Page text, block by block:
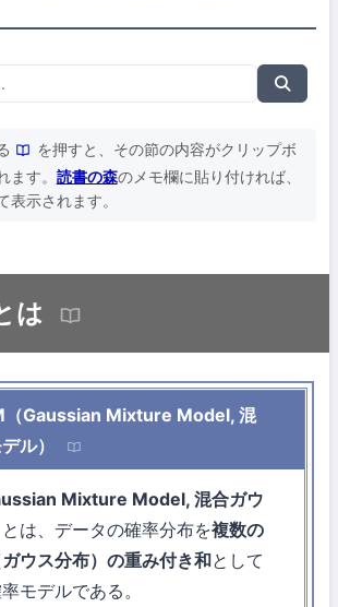
を押すと、その節の内容がクリップボ
ます。 読書の森のメモ欄に貼り付ければ、
表示されます。
は
（Gaussian Mixture Model, 混
ル）
Mixture Model, 混合ガウ
とは、データの確率分布を複数の
ウス分布）の重み付き和として
モデルである。